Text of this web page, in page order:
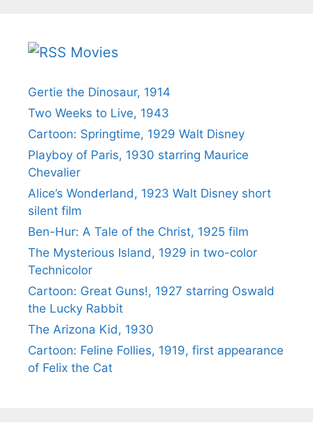
Movies
Gertie the Dinosaur, 1914
Two Weeks to Live, 1943
Cartoon: Springtime, 1929 Walt Disney
Playboy of Paris, 1930 starring Maurice
Chevalier
Alice’s Wonderland, 1923 Walt Disney short
silent film
Ben-Hur: A Tale of the Christ, 1925 film
The Mysterious Island, 1929 in two-color
Technicolor
Cartoon: Great Guns!, 1927 starring Oswald
the Lucky Rabbit
The Arizona Kid, 1930
Cartoon: Feline Follies, 1919, first appearance
of Felix the Cat